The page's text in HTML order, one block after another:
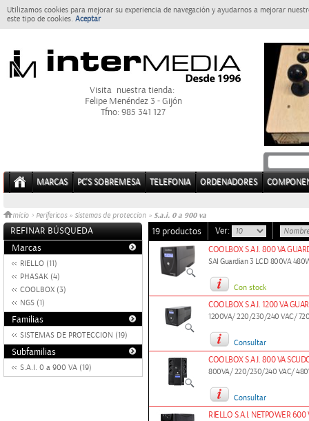
Utilizamos cookies para mejorar su experiencia de navegación y ayudarnos a mejorar
este tipo de cookies. Aceptar
Visita nuestra tienda:
Felipe Menéndez 3 - Gijón
Tfno: 985 341 127
MARCAS PC'S SOBREMESA TELEFONIA ORDENADORES
Inicio > Perifericos » Sistemas de proteccion » S.a.i. 0 a 900 va
REFINAR BÚSQUEDA
Marcas
RIELLO (11)
PHASAK (4)
COOLBOX (3)
NGS (1)
Familias
SISTEMAS DE PROTECCION (19)
Subfamilias
S.A.I. 0 a 900 VA (19)
19 productos Ver:
COOLBOX S.A.I. 800 VA
SAI Guardian 3 LCD 800VA
Con stock
COOLBOX S.A.I. 1200 VA
1200VA/ 220/230/240 VAC/
Consultar
COOLBOX S.A.I. 800 VA
800VA/ 220/230/240 VAC/
Consultar
RIELLO S.A.I. NETPOWER 600